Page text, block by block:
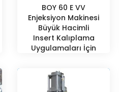
BOY 60 E VV
Enjeksiyon Makinesi
Büyük Hacimli
Insert Kalıplama
Uygulamaları İçin
Sabit Alt Plakalı
Üretim Platformu